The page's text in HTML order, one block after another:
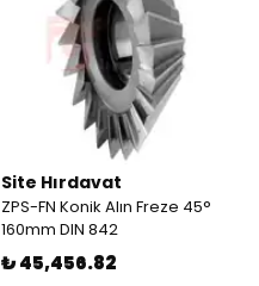
Site Hırdavat
ZPS-FN Konik Alın Freze 45°
160mm DIN 842
₺ 45,456.82